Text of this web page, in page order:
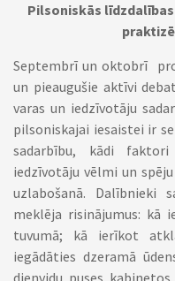
Pilsoniskās
Septembrī un oktobrī
un pieaugušie aktīvi
varas un iedzīvotāju
pilsoniskajai iesaistei ir
sadarbību, kādi
iedzīvotāju vēlmi un
uzlabošanā. Dalībnieki
meklēja risinājumus: kā
tuvumā; kā ierīkot
iegādāties dzeramā
dienvidu puses